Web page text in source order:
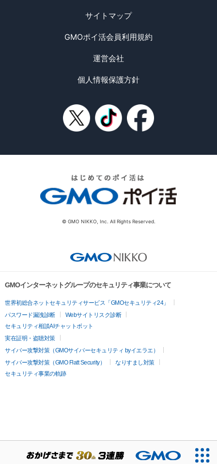
サイトマップ
GMOポイ活会員利用規約
運営会社
個人情報保護方針
© GMO NIKKO, Inc. All Rights Reserved.
GMOインターネットグループのセキュリティ事業について
世界初総合ネットセキュリティサービス「GMOセキュリティ24」
パスワード漏洩診断
Webサイトリスク診断
セキュリティ相談AIチャットボット
実在証明・盗聴対策
サイバー攻撃対策（GMOサイバーセキュリティ byイエラエ）
サイバー攻撃対策（GMO Flatt Security）
なりすまし対策
セキュリティ事業の軌跡